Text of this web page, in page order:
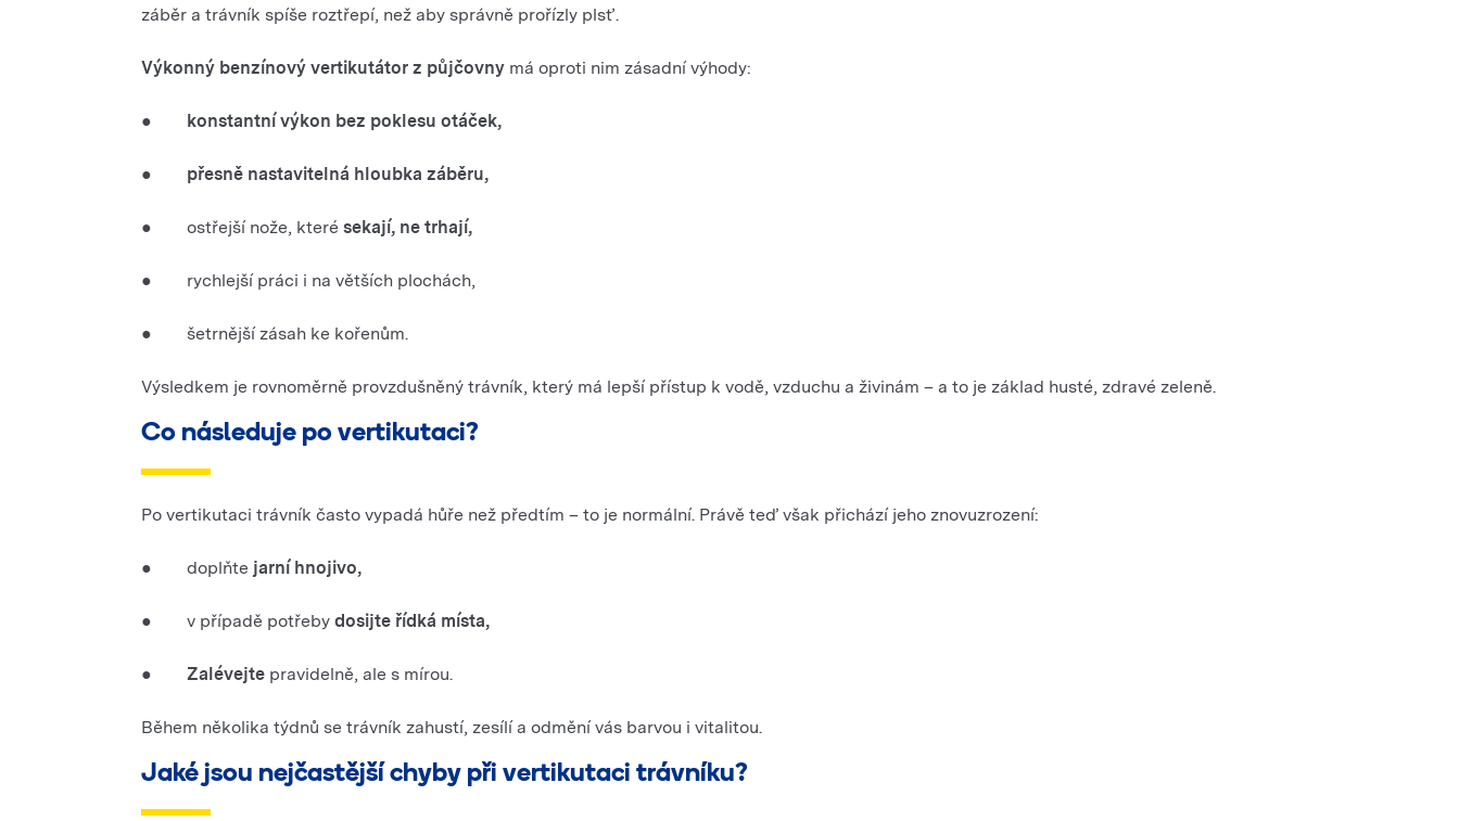
záběr a trávník spíše roztřepí, než aby správně prořízly plsť.
Výkonný benzínový vertikutátor z půjčovny má oproti nim zásadní výhody:
● konstantní výkon bez poklesu otáček,
● přesně nastavitelná hloubka záběru,
● ostřejší nože, které sekají, ne trhají,
● rychlejší práci i na větších plochách,
● šetrnější zásah ke kořenům.
Výsledkem je rovnoměrně provzdušněný trávník, který má lepší přístup k vodě, vzduchu a živinám – a to je základ husté, zdravé zeleně.
Co následuje po vertikutaci?
Po vertikutaci trávník často vypadá hůře než předtím – to je normální. Právě teď však přichází jeho znovuzrození:
● doplňte jarní hnojivo,
● v případě potřeby dosijte řídká místa,
● Zalévejte pravidelně, ale s mírou.
Během několika týdnů se trávník zahustí, zesílí a odmění vás barvou i vitalitou.
Jaké jsou nejčastější chyby při vertikutaci trávníku?